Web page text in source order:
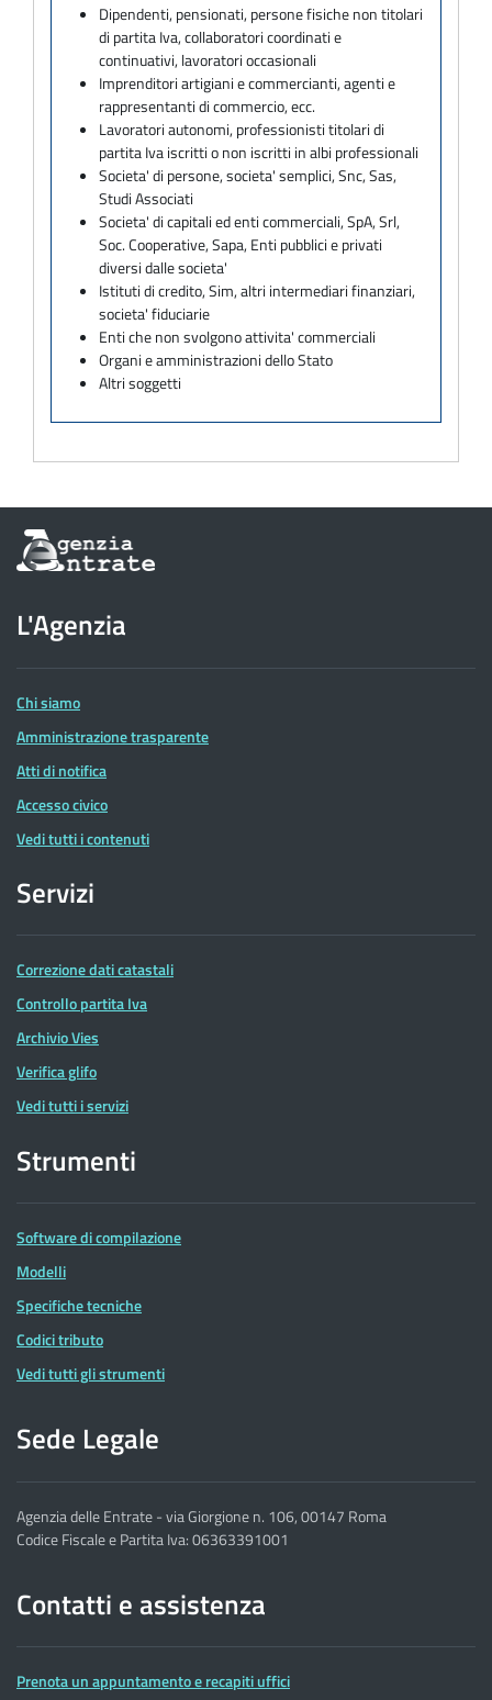
Dipendenti, pensionati, persone fisiche non titolari
di partita Iva, collaboratori coordinati e
continuativi, lavoratori occasionali
Imprenditori artigiani e commercianti, agenti e
rappresentanti di commercio, ecc.
Lavoratori autonomi, professionisti titolari di
partita Iva iscritti o non iscritti in albi professionali
Societa' di persone, societa' semplici, Snc, Sas,
Studi Associati
Societa' di capitali ed enti commerciali, SpA, Srl,
Soc. Cooperative, Sapa, Enti pubblici e privati
diversi dalle societa'
Istituti di credito, Sim, altri intermediari finanziari,
societa' fiduciarie
Enti che non svolgono attivita' commerciali
Organi e amministrazioni dello Stato
Altri soggetti
Informazioni
sul
dell'Agenzia
delle
Entrate
L'Agenzia
Chi siamo
Amministrazione trasparente
Atti di notifica
Accesso civico
Vedi tutti i contenuti
Servizi
Correzione dati catastali
Controllo partita Iva
Archivio Vies
Verifica glifo
Vedi tutti i servizi
Strumenti
Software di compilazione
Modelli
Specifiche tecniche
Codici tributo
Vedi tutti gli strumenti
Sede Legale
Agenzia delle Entrate - via Giorgione n. 106, 00147 Roma
Codice Fiscale e Partita Iva: 06363391001
Contatti e assistenza
Prenota un appuntamento e recapiti uffici